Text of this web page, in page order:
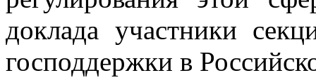
доклада участники
господдержки в